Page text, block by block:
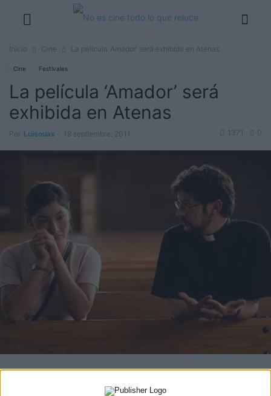
Inicio Cine La película ‘Amador’ será exhibida en Atenas
Cine Festivales
La película ‘Amador’ será
exhibida en Atenas
Por Luisouax 19 septiembre, 2011 0
1371